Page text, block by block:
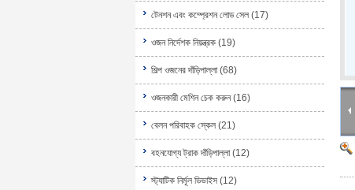
টেনশন এবং কম্প্রেশন লোড সেল (17)
ওজন নির্দেশক নিয়ন্ত্রক (19)
শিল্প ওজনের দাঁড়িপাল্লা (68)
ওজনকারী মেশিন চেক করুন (16)
বেলন পরিবাহক স্কেল (21)
বহনযোগ্য ট্রাক দাঁড়িপাল্লা (12)
স্ট্যাটিক নির্মূল ডিভাইস (12)